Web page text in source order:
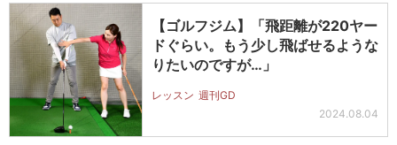
【ゴルフジム】「飛距離が220ヤー
ドぐらい。もう少し飛ばせるような
りたいのですが…」
レッスン 週刊GD
2024.08.04